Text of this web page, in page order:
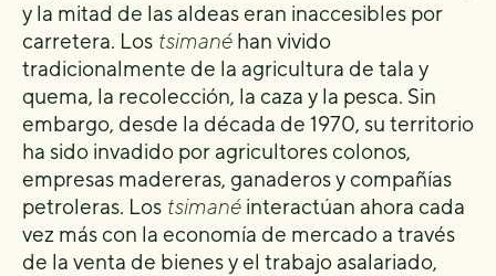
y la mitad de las aldeas eran inaccesibles por
carretera. Los tsimané han vivido
tradicionalmente de la agricultura de tala y
quema, la recolección, la caza y la pesca. Sin
embargo, desde la década de 1970, su territorio
ha sido invadido por agricultores colonos,
empresas madereras, ganaderos y compañías
petroleras. Los tsimané interactúan ahora cada
vez más con la economía de mercado a través
de la venta de bienes y el trabajo asalariado,